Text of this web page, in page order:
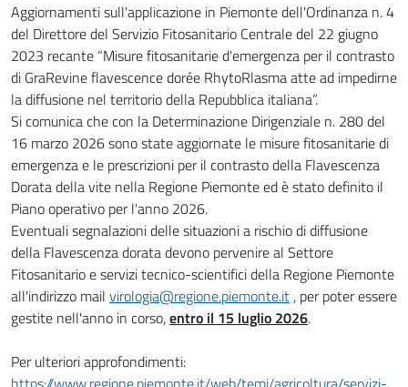
Aggiornamenti sull'applicazione in Piemonte dell'Ordinanza n. 4
del Direttore del Servizio Fitosanitario Centrale del 22 giugno
2023 recante “Misure fitosanitarie d'emergenza per il contrasto
di GraRevine flavescence dorée RhytoRlasma atte ad impedirne
la diffusione nel territorio della Repubblica italiana”.
Si comunica che con la Determinazione Dirigenziale n. 280 del
16 marzo 2026 sono state aggiornate le misure fitosanitarie di
emergenza e le prescrizioni per il contrasto della Flavescenza
Dorata della vite nella Regione Piemonte ed è stato definito il
Piano operativo per l'anno 2026.
Eventuali segnalazioni delle situazioni a rischio di diffusione
della Flavescenza dorata devono pervenire al Settore
Fitosanitario e servizi tecnico-scientifici della Regione Piemonte
all'indirizzo mail virologia@regione.piemonte.it, per poter essere
gestite nell'anno in corso,entro il 15 luglio 2026.
Per ulteriori approfondimenti: